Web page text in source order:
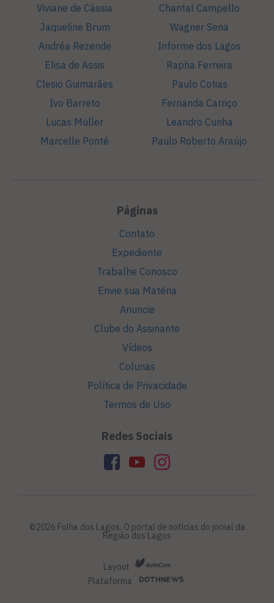
Viviane de Cássia
Jaqueline Brum
Andréa Rezende
Elisa de Assis
Clesio Guimarães
Ivo Barreto
Lucas Müller
Marcelle Ponté
Chantal Campello
Wagner Sena
Informe dos Lagos
Rapha Ferreira
Paulo Cotias
Fernanda Carriço
Leandro Cunha
Paulo Roberto Araújo
Páginas
Contato
Expediente
Trabalhe Conosco
Envie sua Matéria
Anuncie
Clube do Assinante
Vídeos
Colunas
Política de Privacidade
Termos de Uso
Redes Sociais
©2026 Folha dos Lagos. O portal de notícias do jornal da
Região dos Lagos
Layout
Plataforma